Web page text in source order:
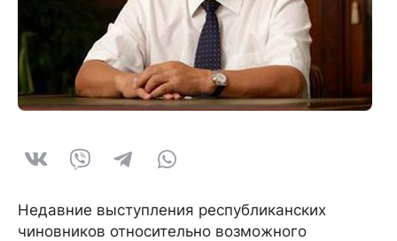
Недавние выступления республиканских
чиновников относительно возможного